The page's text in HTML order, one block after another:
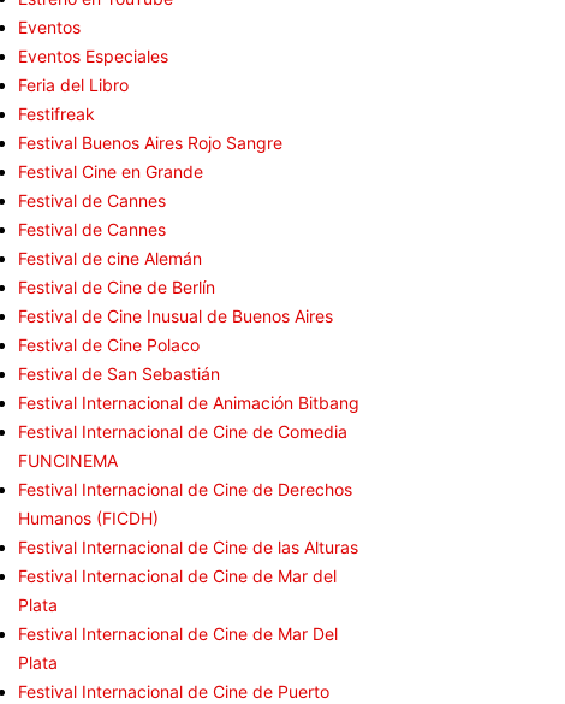
Eventos
Eventos Especiales
Feria del Libro
Festifreak
Festival Buenos Aires Rojo Sangre
Festival Cine en Grande
Festival de Cannes
Festival de Cannes
Festival de cine Alemán
Festival de Cine de Berlín
Festival de Cine Inusual de Buenos Aires
Festival de Cine Polaco
Festival de San Sebastián
Festival Internacional de Animación Bitbang
Festival Internacional de Cine de Comedia
FUNCINEMA
Festival Internacional de Cine de Derechos
Humanos (FICDH)
Festival Internacional de Cine de las Alturas
Festival Internacional de Cine de Mar del
Plata
Festival Internacional de Cine de Mar Del
Plata
Festival Internacional de Cine de Puerto